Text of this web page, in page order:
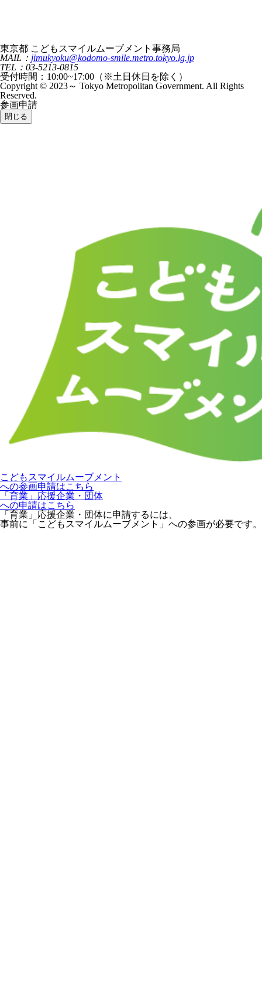
東京都 こどもスマイルムーブメント事務局
MAIL： jimukyoku@kodomo-smile.metro.tokyo.lg.jp
TEL：03-5213-0815
受付時間：10:00~17:00（※土日休日を除く）
Copyright © 2023～ Tokyo Metropolitan Government. All Rights
Reserved.
参画申請
閉じる
こどもスマイルムーブメント
への参画申請はこちら
「育業」応援企業・団体
への申請はこちら
「育業」応援企業・団体に申請するには、
事前に「こどもスマイルムーブメント」への参画が必要です。